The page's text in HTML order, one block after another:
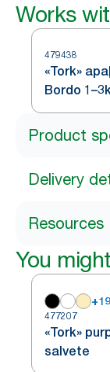
Works
479438
«Tork»
Bordo
Product
Delivery
Resources
You
+19
477207
«Tork»
salvete